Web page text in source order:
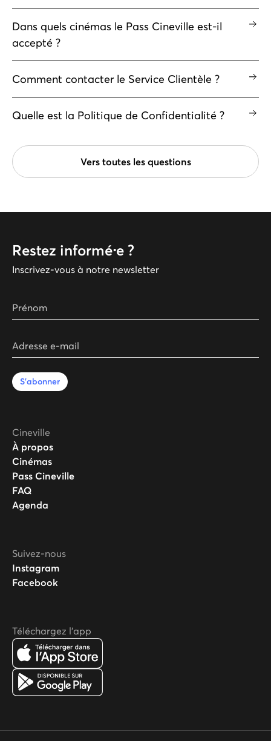
Dans quels cinémas le Pass Cineville est-il
accepté ?
Comment contacter le Service Clientèle ?
Quelle est la Politique de Confidentialité ?
Vers toutes les questions
Restez informé⸱e ?
Inscrivez-vous à notre newsletter
Prénom
Adresse e-mail
S'abonner
Cineville
À propos
Cinémas
Pass Cineville
FAQ
Agenda
Suivez-nous
Instagram
Facebook
Téléchargez l'app